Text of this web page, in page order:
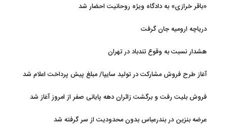
«باقر خرازی» به دادگاه ویژه روحانیت احضار شد
دریاچه ارومیه جان گرفت
هشدار نسبت به وقوع تندباد در تهران
آغاز طرح فروش مشارکت در تولید سایپا/ مبلغ پیش پرداخت اعلام شد
فروش بلیت رفت و برگشت زائران دهه پایانی صفر از امروز آغاز شد
عرضه بنزین در بندرعباس بدون محدودیت از سر گرفته شد